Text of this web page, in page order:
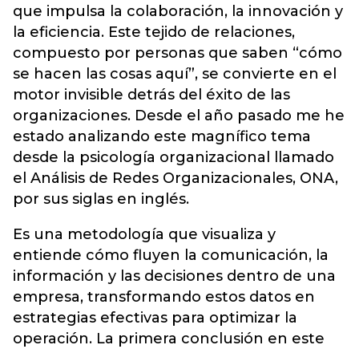
que impulsa la colaboración, la innovación y
la eficiencia. Este tejido de relaciones,
compuesto por personas que saben “cómo
se hacen las cosas aquí”, se convierte en el
motor invisible detrás del éxito de las
organizaciones. Desde el año pasado me he
estado analizando este magnífico tema
desde la psicología organizacional llamado
el Análisis de Redes Organizacionales, ONA,
por sus siglas en inglés.
Es una metodología que visualiza y
entiende cómo fluyen la comunicación, la
información y las decisiones dentro de una
empresa, transformando estos datos en
estrategias efectivas para optimizar la
operación. La primera conclusión en este